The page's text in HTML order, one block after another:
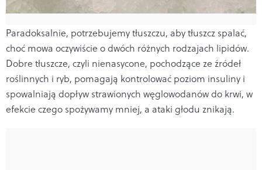
Paradoksalnie, potrzebujemy tłuszczu, aby tłuszcz spalać,
choć mowa oczywiście o dwóch różnych rodzajach lipidów.
Dobre tłuszcze, czyli nienasycone, pochodzące ze źródeł
roślinnych i ryb, pomagają kontrolować poziom insuliny i
spowalniają dopływ strawionych węglowodanów do krwi, w
efekcie czego spożywamy mniej, a ataki głodu znikają.